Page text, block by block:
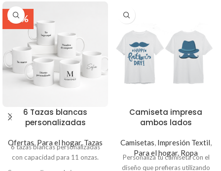
-19%
6 Tazas blancas
personalizadas
Ofertas,Para el hogar,Tazas
6 tazas blancas personalizadas
con capacidad para 11 onzas.
Camiseta impresa
ambos lados
Camisetas, Impresión Textil,
Para el hogar, Ropa
Personaliza tu camiseta con el
diseño que prefieras utilizando